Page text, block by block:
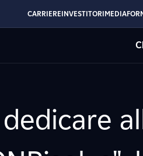
CARRIEREINVESTITORIMEDIA